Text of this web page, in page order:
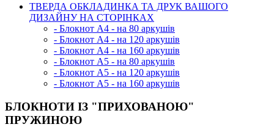
ТВЕРДА ОБКЛАДИНКА ТА ДРУК ВАШОГО
ДИЗАЙНУ НА СТОРІНКАХ
- Блокнот А4 - на 80 аркушів
- Блокнот А4 - на 120 аркушів
- Блокнот А4 - на 160 аркушів
- Блокнот А5 - на 80 аркушів
- Блокнот А5 - на 120 аркушів
- Блокнот А5 - на 160 аркушів
БЛОКНОТИ ІЗ "ПРИХОВАНОЮ"
ПРУЖИНОЮ